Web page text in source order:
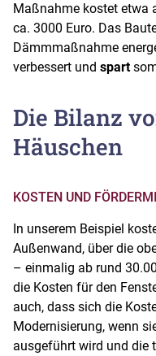
Maßnahme kostet etwa
ca. 3000 Euro. Das
Dämmmaßnahme
verbessert und spart
Die Bilanz
Häuschen
KOSTEN UND
In unserem Beispiel
Außenwand, über die
– einmalig ab rund
die Kosten für den
auch, dass sich die
Modernisierung, wenn
ausgeführt wird und die